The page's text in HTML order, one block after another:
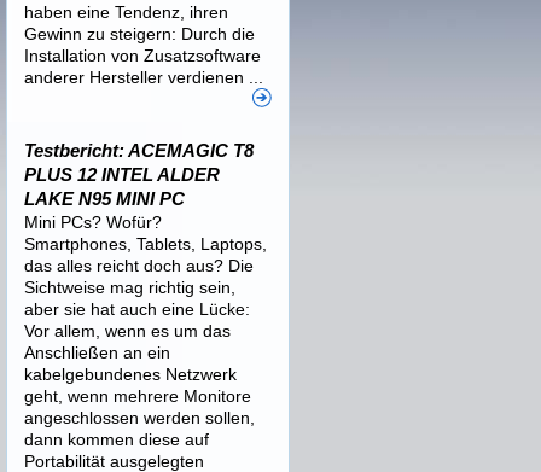
haben eine Tendenz, ihren
Gewinn zu steigern: Durch die
Installation von Zusatzsoftware
anderer Hersteller verdienen ...
Testbericht: ACEMAGIC T8
PLUS 12 INTEL ALDER
LAKE N95 MINI PC
Mini PCs? Wofür?
Smartphones, Tablets, Laptops,
das alles reicht doch aus? Die
Sichtweise mag richtig sein,
aber sie hat auch eine Lücke:
Vor allem, wenn es um das
Anschließen an ein
kabelgebundenes Netzwerk
geht, wenn mehrere Monitore
angeschlossen werden sollen,
dann kommen diese auf
Portabilität ausgelegten